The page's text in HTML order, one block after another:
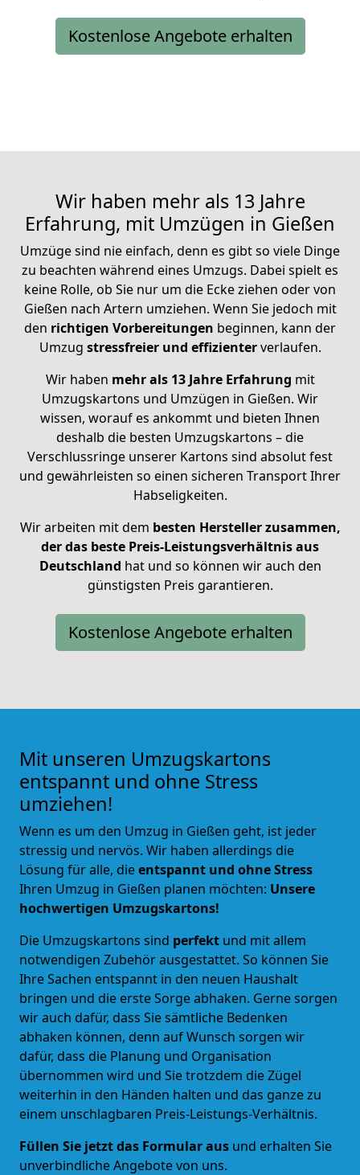
Kostenlose Angebote erhalten
Wir haben mehr als 13 Jahre
Erfahrung, mit Umzügen in Gießen
Umzüge sind nie einfach, denn es gibt so viele Dinge
zu beachten während eines Umzugs. Dabei spielt es
keine Rolle, ob Sie nur um die Ecke ziehen oder von
Gießen nach Artern umziehen. Wenn Sie jedoch mit
den richtigen Vorbereitungen beginnen, kann der
Umzug stressfreier und effizienterverlaufen.
Wir haben mehr als 13 Jahre Erfahrung mit
Umzugskartons und Umzügen in Gießen. Wir
wissen, worauf es ankommt und bieten Ihnen
deshalb die besten Umzugskartons – die
Verschlussringe unserer Kartons sind absolut fest
und gewährleisten so einen sicheren Transport Ihrer
Habseligkeiten.
Wir arbeiten mit dem besten Hersteller zusammen,
der das beste Preis-Leistungsverhältnis aus
Deutschland hatund so können wir auch den
günstigsten Preis garantieren.
Kostenlose Angebote erhalten
Mit unseren Umzugskartons
entspannt und ohne Stress
umziehen!
Wenn es um den Umzug in Gießen geht, ist jeder
stressig und nervös. Wir haben allerdings die
Lösung für alle, dieentspannt und ohne Stress
Ihren Umzug in Gießen planen möchten: Unsere
hochwertigen Umzugskartons!
Die Umzugskartons sind perfekt und mit allem
notwendigen Zubehör ausgestattet. So können Sie
Ihre Sachen entspannt in den neuen Haushalt
bringen und die erste Sorge abhaken. Gerne sorgen
wir auch dafür, dass Sie sämtliche Bedenken
abhaken können, denn auf Wunsch sorgen wir
dafür, dass die Planung und Organisation
übernommen wird und Sie trotzdem die Zügel
weiterhin in den Händen halten und das ganze zu
einem unschlagbaren Preis-Leistungs-Verhältnis.
Füllen Sie jetzt das Formular aus und erhalten Sie
unverbindliche Angebote von uns.